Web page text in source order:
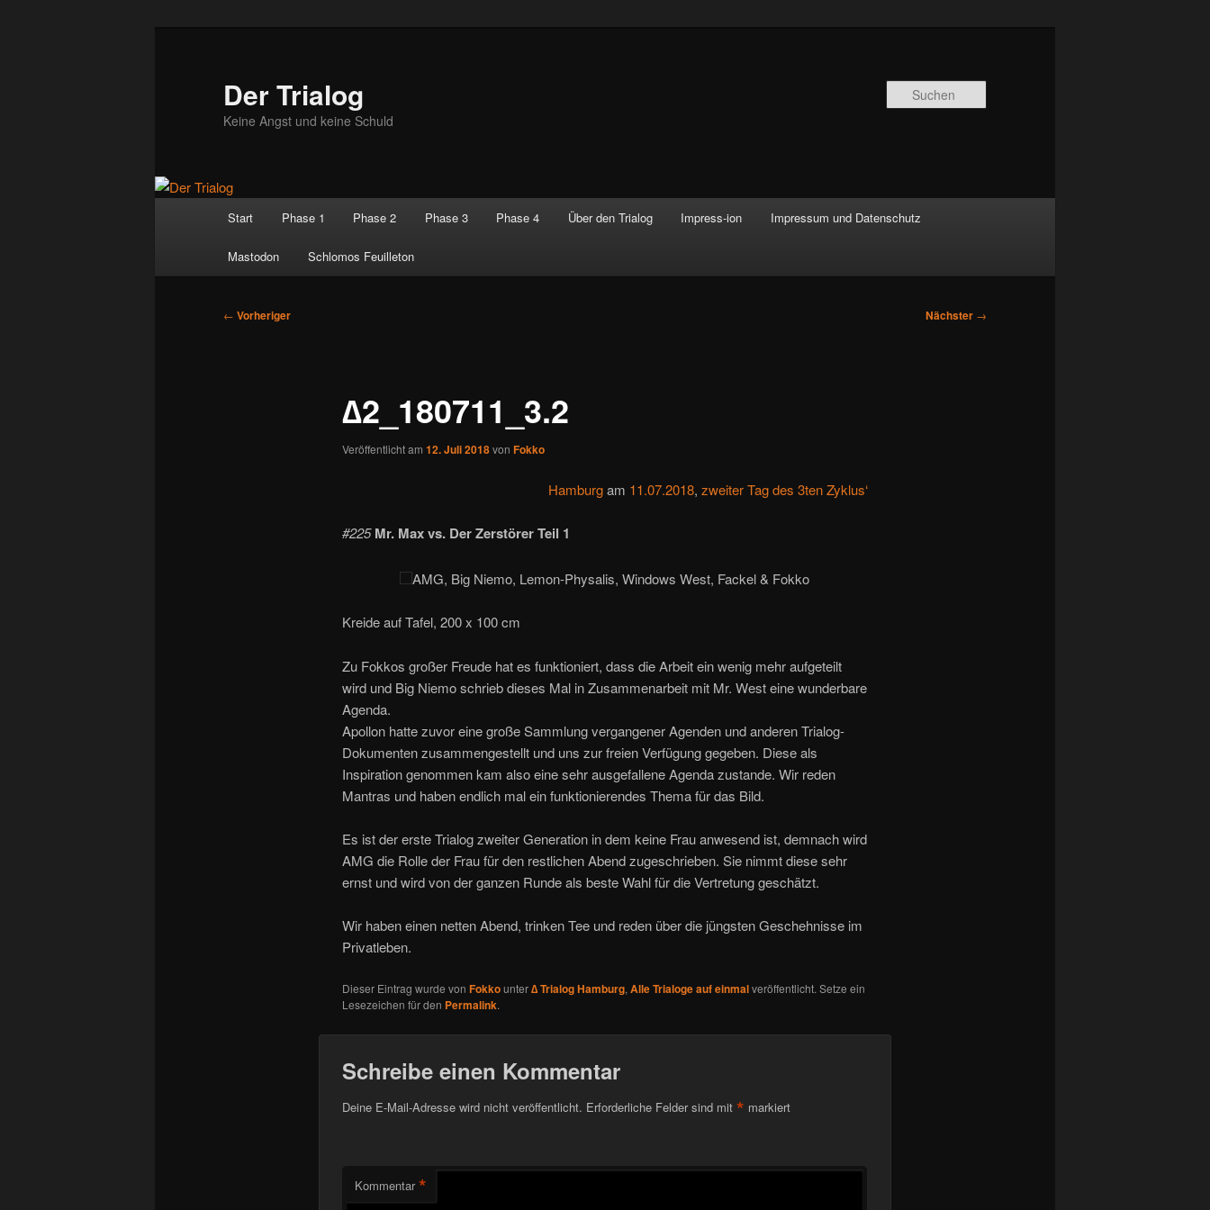
Der Trialog
Keine Angst und keine Schuld
Start Phase 1 Phase 2 Phase 3 Phase 4 Über den Trialog Impress-ion Impressum und Datenschutz
Mastodon Schlomos Feuilleton
Beitragsnavigation
← Vorheriger Nächster →
∆2_180711_3.2
Veröffentlicht am 12. Juli 2018von Fokko
Hamburgam 11.07.2018,zweiter Tag des 3ten Zyklus‘
#225 Mr. Max vs. Der Zerstörer Teil 1
AMG, Big Niemo, Lemon-Physalis, Windows West, Fackel & Fokko
Kreide auf Tafel, 200 x 100 cm
Zu Fokkos großer Freude hat es funktioniert, dass die Arbeit ein wenig mehr aufgeteilt
wird und Big Niemo schrieb dieses Mal in Zusammenarbeit mit Mr. West eine wunderbare
Agenda.
Apollon hatte zuvor eine große Sammlung vergangener Agenden und anderen Trialog-
Dokumenten zusammengestellt und uns zur freien Verfügung gegeben. Diese als
Inspiration genommen kam also eine sehr ausgefallene Agenda zustande. Wir reden
Mantras und haben endlich mal ein funktionierendes Thema für das Bild.
Es ist der erste Trialog zweiter Generation in dem keine Frau anwesend ist, demnach wird
AMG die Rolle der Frau für den restlichen Abend zugeschrieben. Sie nimmt diese sehr
ernst und wird von der ganzen Runde als beste Wahl für die Vertretung geschätzt.
Wir haben einen netten Abend, trinken Tee und reden über die jüngsten Geschehnisse im
Privatleben.
Dieser Eintrag wurde von Fokkounter∆ Trialog Hamburg, Alle Trialoge auf einmalveröffentlicht. Setze ein
Lesezeichen für den Permalink.
Schreibe einen Kommentar
Deine E-Mail-Adresse wird nicht veröffentlicht. Erforderliche Felder sind mit * markiert
Kommentar *